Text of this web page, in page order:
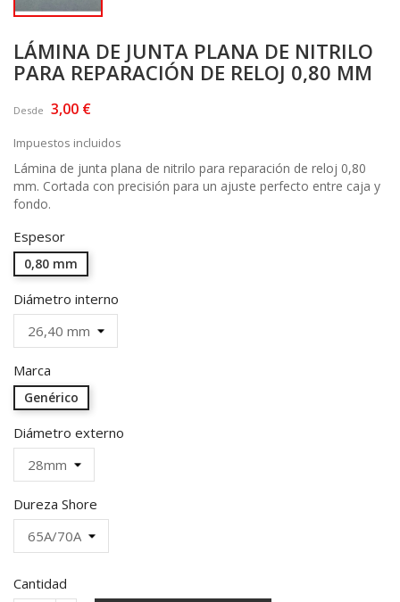
LÁMINA DE JUNTA PLANA DE NITRILO
PARA REPARACIÓN DE RELOJ 0,80 MM
Desde 3,00 €
Impuestos incluidos
Lámina de junta plana de nitrilo para reparación de reloj 0,80
mm. Cortada con precisión para un ajuste perfecto entre caja y
fondo.
Espesor
0,80 mm
Diámetro interno
Marca
Genérico
Diámetro externo
Dureza Shore
Cantidad